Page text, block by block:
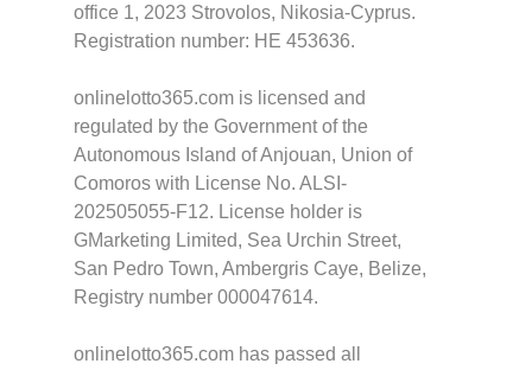
office 1, 2023 Strovolos, Nikosia-Cyprus.
Registration number: HE 453636.
onlinelotto365.com is licensed and
regulated by the Government of the
Autonomous Island of Anjouan, Union of
Comoros with License No. ALSI-
202505055-F12. License holder is
GMarketing Limited, Sea Urchin Street,
San Pedro Town, Ambergris Caye, Belize,
Registry number 000047614.
onlinelotto365.com has passed all